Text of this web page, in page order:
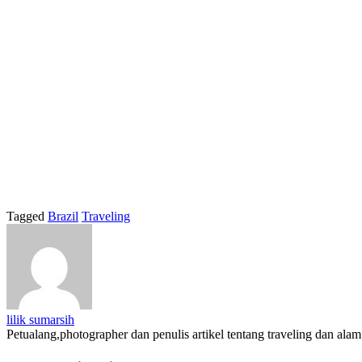
Tagged Brazil Traveling
lilik sumarsih
Petualang,photographer dan penulis artikel tentang traveling dan